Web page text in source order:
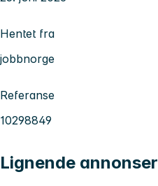
Hentet fra
jobbnorge
Referanse
10298849
Lignende annonser